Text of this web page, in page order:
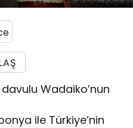
Wadaiko’nun
ile Türkiye’nin